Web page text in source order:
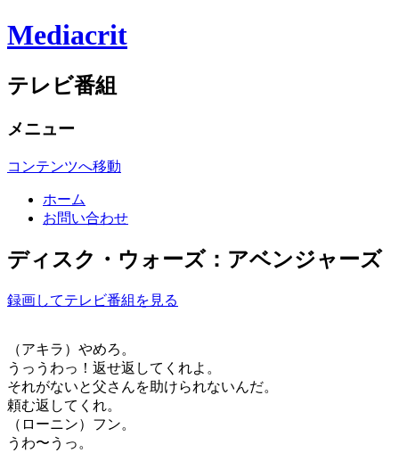
Mediacrit
テレビ番組
メニュー
コンテンツへ移動
ホーム
お問い合わせ
ディスク・ウォーズ：アベンジャーズ
録画してテレビ番組を見る
（アキラ）やめろ。
うっうわっ！返せ返してくれよ。
それがないと父さんを助けられないんだ。
頼む返してくれ。
（ローニン）フン。
うわ〜うっ。